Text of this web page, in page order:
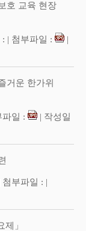
호 교육 현장
| 첨부파일 :
|
거운 한가위
파일 :
| 작성일
부파일 : |
」